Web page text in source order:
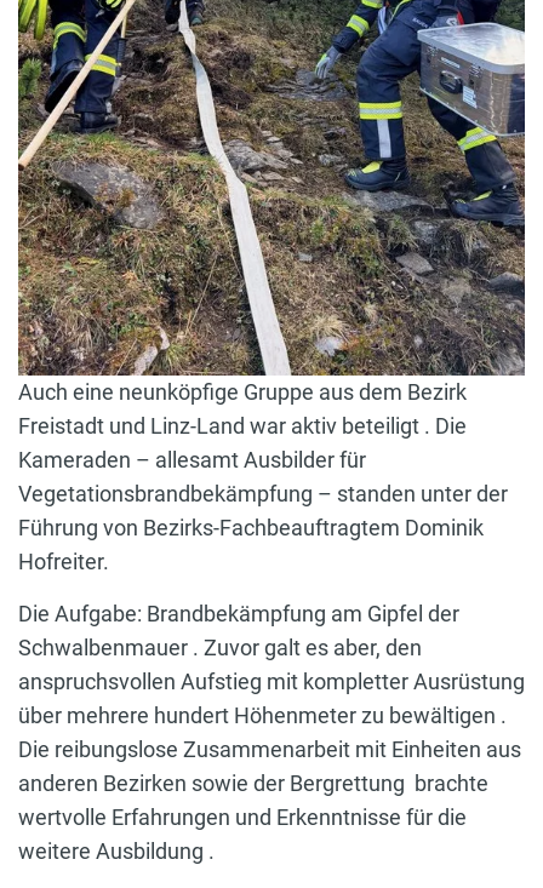
Auch eine neunköpfige Gruppe aus dem Bezirk
Freistadt und Linz-Land war aktiv beteiligt . Die
Kameraden – allesamt Ausbilder für
Vegetationsbrandbekämpfung – standen unter der
Führung von Bezirks-Fachbeauftragtem Dominik
Hofreiter.
Die Aufgabe: Brandbekämpfung am Gipfel der
Schwalbenmauer . Zuvor galt es aber, den
anspruchsvollen Aufstieg mit kompletter Ausrüstung
über mehrere hundert Höhenmeter zu bewältigen .
Die reibungslose Zusammenarbeit mit Einheiten aus
anderen Bezirken sowie der Bergrettung brachte
wertvolle Erfahrungen und Erkenntnisse für die
weitere Ausbildung .